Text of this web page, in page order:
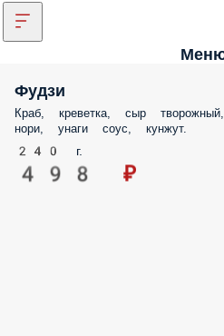
Фудзи
Краб, креветка, сыр
нори, унаги соус, кунжут.
240 г.
498 ₽